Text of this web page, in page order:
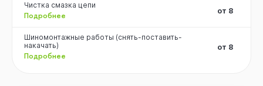
Чистка смазка цепи
Подробнее от 8
Шиномонтажные работы (снять-поставить-
накачать)
Подробнее
от 8